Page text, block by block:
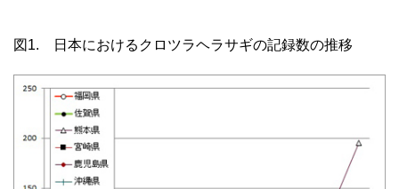
図1. 日本におけるクロツラヘラサギの記録数の推移